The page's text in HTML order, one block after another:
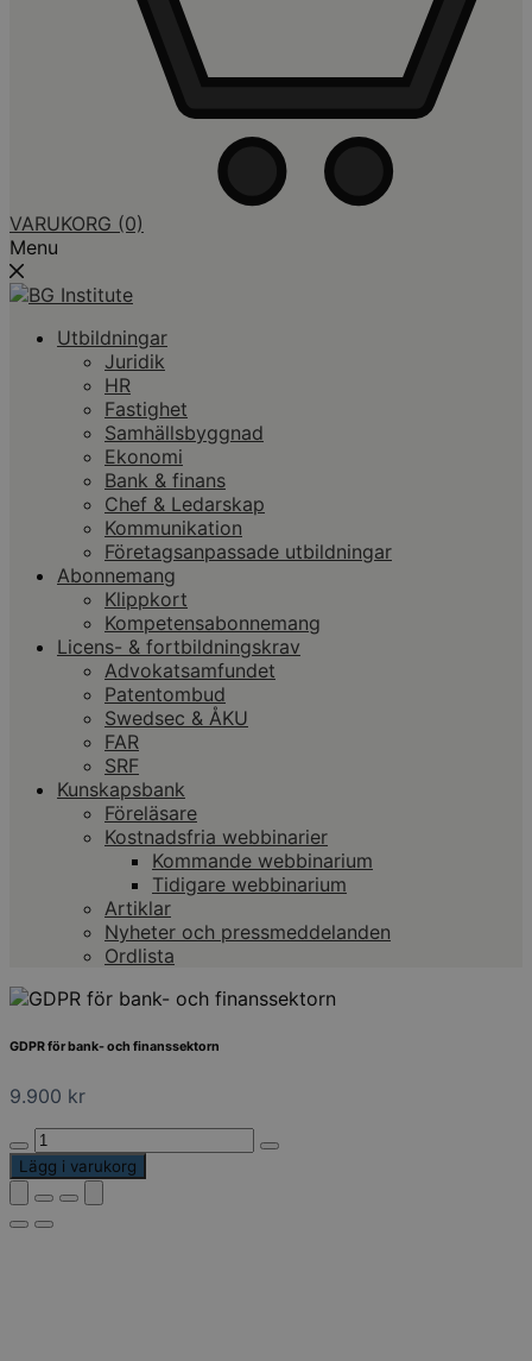
VARUKORG (0)
Menu
Utbildningar
Juridik
HR
Fastighet
Samhällsbyggnad
Ekonomi
Bank & finans
Chef & Ledarskap
Kommunikation
Företagsanpassade utbildningar
Abonnemang
Klippkort
Kompetensabonnemang
Licens- & fortbildningskrav
Advokatsamfundet
Patentombud
Swedsec & ÅKU
FAR
SRF
Kunskapsbank
Föreläsare
Kostnadsfria webbinarier
Kommande webbinarium
Tidigare webbinarium
Artiklar
Nyheter och pressmeddelanden
Ordlista
GDPR för bank- och finanssektorn
9.900 kr
GDPR
för
bank-
och
finanssektorn
Lägg i varukorg